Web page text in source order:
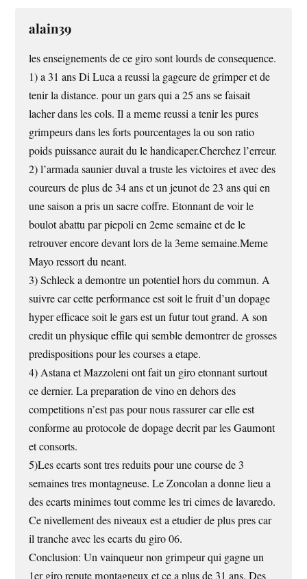
alain39
les enseignements de ce giro sont lourds de consequence.
1) a 31 ans Di Luca a reussi la gageure de grimper et de
tenir la distance. pour un gars qui a 25 ans se faisait
lacher dans les cols. Il a meme reussi a tenir les pures
grimpeurs dans les forts pourcentages la ou son ratio
poids puissance aurait du le handicaper.Cherchez l’erreur.
2) l’armada saunier duval a truste les victoires et avec des
coureurs de plus de 34 ans et un jeunot de 23 ans qui en
une saison a pris un sacre coffre. Etonnant de voir le
boulot abattu par piepoli en 2eme semaine et de le
retrouver encore devant lors de la 3eme semaine.Meme
Mayo ressort du neant.
3) Schleck a demontre un potentiel hors du commun. A
suivre car cette performance est soit le fruit d’un dopage
hyper efficace soit le gars est un futur tout grand. A son
credit un physique effile qui semble demontrer de grosses
predispositions pour les courses a etape.
4) Astana et Mazzoleni ont fait un giro etonnant surtout
ce dernier. La preparation de vino en dehors des
competitions n’est pas pour nous rassurer car elle est
conforme au protocole de dopage decrit par les Gaumont
et consorts.
5)Les ecarts sont tres reduits pour une course de 3
semaines tres montagneuse. Le Zoncolan a donne lieu a
des ecarts minimes tout comme les tri cimes de lavaredo.
Ce nivellement des niveaux est a etudier de plus pres car
il tranche avec les ecarts du giro 06.
Conclusion: Un vainqueur non grimpeur qui gagne un
1er giro repute montagneux et ce a plus de 31 ans. Des